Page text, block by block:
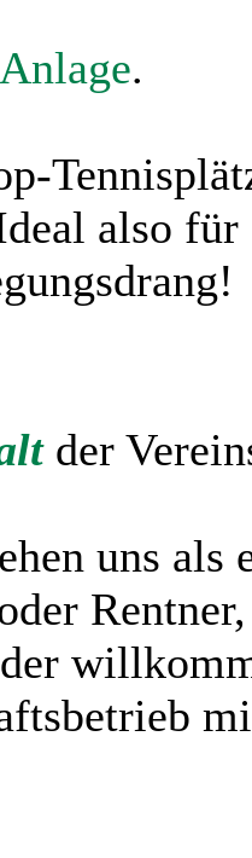
Anlage.
also
der
uns als